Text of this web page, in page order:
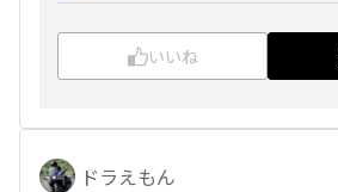
いいね
ドラえもん